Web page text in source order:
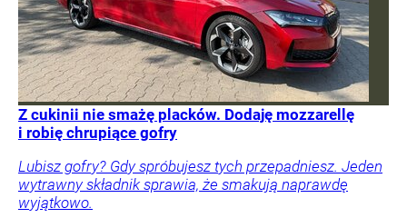
Z cukinii nie smażę placków. Dodaję mozzarellę
i robię chrupiące gofry
Lubisz gofry? Gdy spróbujesz tych przepadniesz. Jeden
wytrawny składnik sprawia, że smakują naprawdę
wyjątkowo.